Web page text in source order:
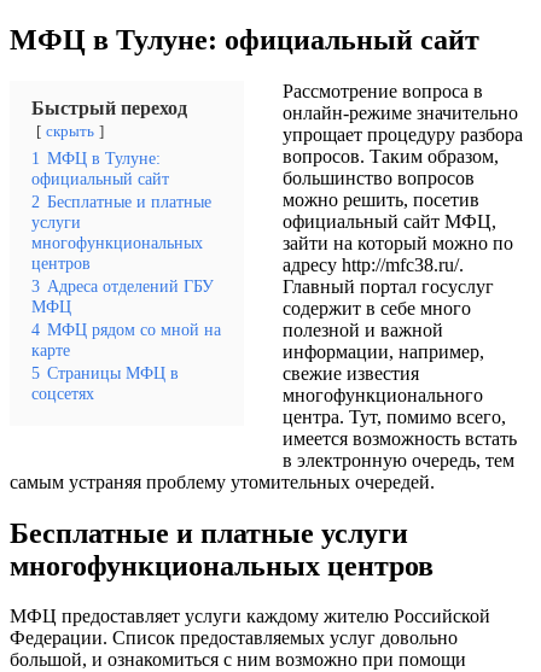
МФЦ в Тулуне: официальный сайт
Быстрый переход
скрыть
1 МФЦ в Тулуне:
официальный сайт
2 Бесплатные и платные
услуги
многофункциональных
центров
3 Адреса отделений ГБУ
МФЦ
4 МФЦ рядом со мной на
карте
5 Страницы МФЦ в
соцсетях
Рассмотрение вопроса в
онлайн-режиме значительно
упрощает процедуру разбора
вопросов. Таким образом,
большинство вопросов
можно решить, посетив
официальный сайт МФЦ,
зайти на который можно по
адресуhttp://mfc38.ru/.
Главный портал госуслуг
содержит в себе много
полезной и важной
информации, например,
свежие известия
многофункционального
центра. Тут, помимо всего,
имеется возможность встать
в электронную очередь, тем
самым устраняя проблему утомительных очередей.
Бесплатные и платные услуги
многофункциональных центров
МФЦ предоставляет услуги каждому жителю Российской
Федерации. Список предоставляемых услуг довольно
большой, и ознакомиться с ним возможно при помощи